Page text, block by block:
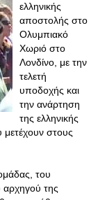
ελληνικής
αποστολής στο
Ολυμπιακό
Χωριό στο
Λονδίνο, με την
τελετή
υποδοχής και
την ανάρτηση
της ελληνικής
στους
του
της